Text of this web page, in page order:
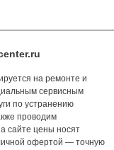
на ремонте и
сервисным
по устранению
проводим
сайте цены носят
офертой — точную